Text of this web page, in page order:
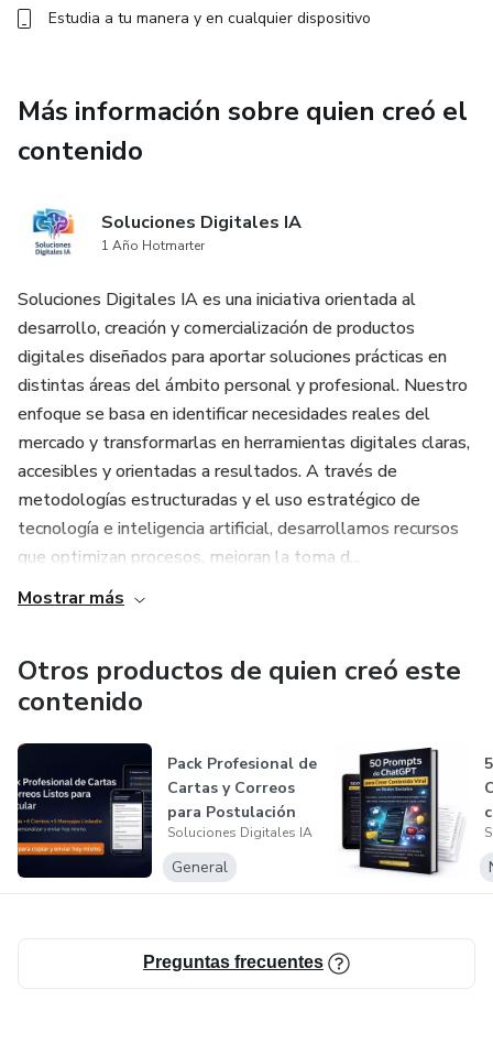
Estudia a tu manera y en cualquier dispositivo
Más información sobre quien creó el
contenido
Soluciones Digitales IA
1 Año Hotmarter
Soluciones Digitales IA es una iniciativa orientada al
desarrollo, creación y comercialización de productos
digitales diseñados para aportar soluciones prácticas en
distintas áreas del ámbito personal y profesional. Nuestro
enfoque se basa en identificar necesidades reales del
mercado y transformarlas en herramientas digitales claras,
accesibles y orientadas a resultados. A través de
metodologías estructuradas y el uso estratégico de
tecnología e inteligencia artificial, desarrollamos recursos
que optimizan procesos, mejoran la toma d...
Mostrar más
Otros productos de quien creó este
contenido
Pack Profesional de
Cartas y Correos
para Postulación
Labora...
Soluciones Digitales IA
General
Preguntas frecuentes